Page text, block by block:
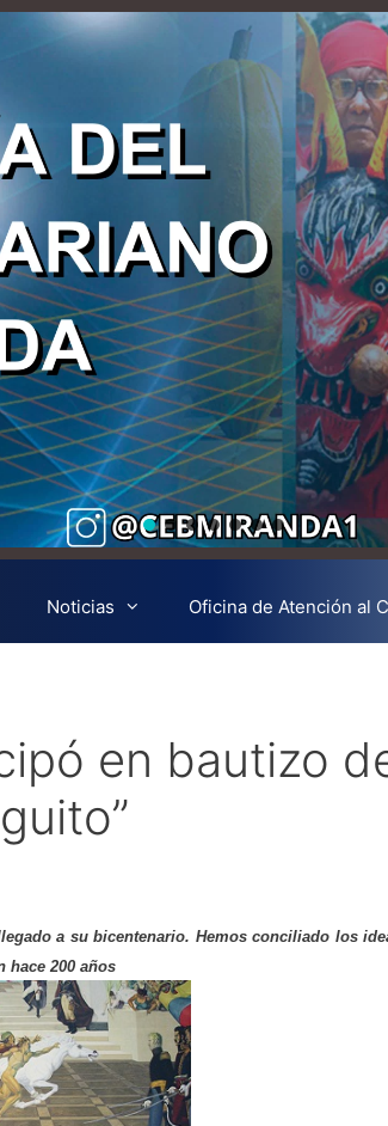
Noticias Oficina de Atención al
en bautizo
a su bicentenario. Hemos conciliado los
hace 200 años